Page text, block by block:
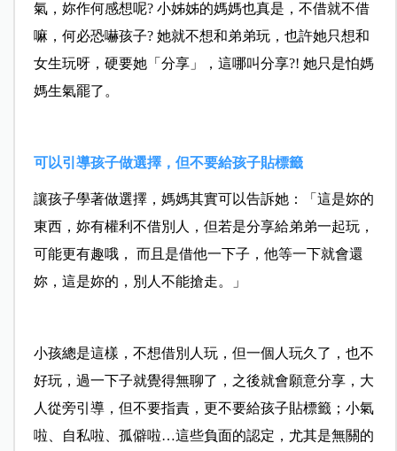
氣，妳作何感想呢? 小姊姊的媽媽也真是，不借就不借
嘛，何必恐嚇孩子? 她就不想和弟弟玩，也許她只想和
女生玩呀，硬要她「分享」，這哪叫分享?! 她只是怕媽
媽生氣罷了。
可以引導孩子做選擇，但不要給孩子貼標籤
讓孩子學著做選擇，媽媽其實可以告訴她：「這是妳的
東西，妳有權利不借別人，但若是分享給弟弟一起玩，
可能更有趣哦， 而且是借他一下子，他等一下就會還
妳，這是妳的，別人不能搶走。」
小孩總是這樣，不想借別人玩，但一個人玩久了，也不
好玩，過一下子就覺得無聊了，之後就會願意分享，大
人從旁引導，但不要指責，更不要給孩子貼標籤；小氣
啦、自私啦、孤僻啦…這些負面的認定，尤其是無關的